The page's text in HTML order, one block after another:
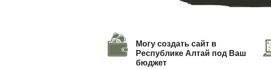
Могу создать сайт в
Республике Алтай под Ваш
бюджет